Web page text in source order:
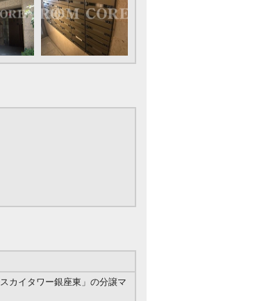
カイタワー銀座東」の分譲マ